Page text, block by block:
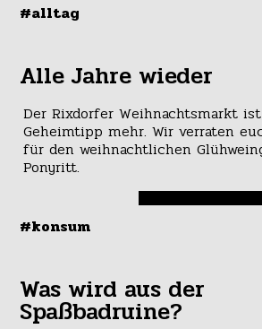
#alltag
Alle Jahre wieder
Der Rixdorfer Weihnachtsmarkt
Geheimtipp mehr. Wir verraten
für den weihnachtlichen
Ponyritt.
#konsum
Was wird aus der
Spaßbadruine?